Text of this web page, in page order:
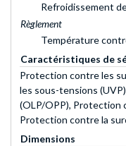
Refroidissement
Règlement
Température
Caractéristiques de
Protection contre les
les sous-tensions
(OLP/OPP), Protection
Protection contre la
Dimensions